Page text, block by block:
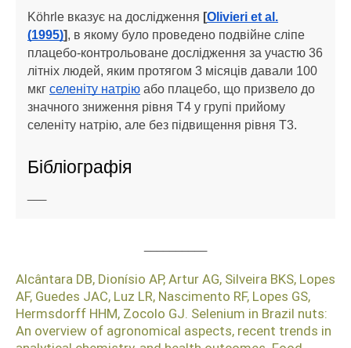
Köhrle вказує на дослідження [Olivieri et al.
(1995)], в якому було проведено подвійне сліпе
плацебо-контрольоване дослідження за участю 36
літніх людей, яким протягом 3 місяців давали 100
мкг селеніту натрію або плацебо, що призвело до
значного зниження рівня Т4 у групі прийому
селеніту натрію, але без підвищення рівня Т3.
Бібліографія
Alcântara DB, Dionísio AP, Artur AG, Silveira BKS, Lopes
AF, Guedes JAC, Luz LR, Nascimento RF, Lopes GS,
Hermsdorff HHM, Zocolo GJ. Selenium in Brazil nuts:
An overview of agronomical aspects, recent trends in